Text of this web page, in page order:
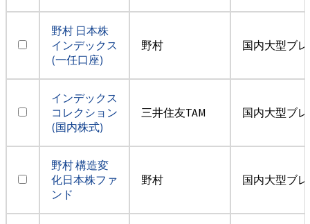
野村 日本株
インデックス
(一任口座)
野村 国内大型ブ
インデックス
コレクション
(国内株式)
三井住友TAM 国内大型ブ
野村 構造変
化日本株ファ
ンド
野村 国内大型ブ